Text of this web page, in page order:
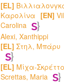
[EL]
Καρολίνα [EN]
Carolina
Alexi, Xanthippi
[EL] Στηλ, Μπάρυ
[EL] Μίχα-
Screttas, Maria